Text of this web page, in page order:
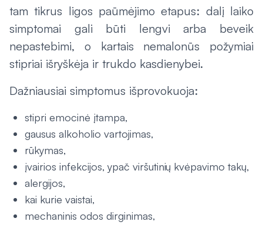
tam tikrus ligos paūmėjimo etapus: dalį laiko
simptomai gali būti lengvi arba beveik
nepastebimi, o kartais nemalonūs požymiai
stipriai išryškėja ir trukdo kasdienybei.
Dažniausiai simptomus išprovokuoja:
stipri emocinė įtampa,
gausus alkoholio vartojimas,
rūkymas,
įvairios infekcijos, ypač viršutinių kvėpavimo takų,
alergijos,
kai kurie vaistai,
mechaninis odos dirginimas,